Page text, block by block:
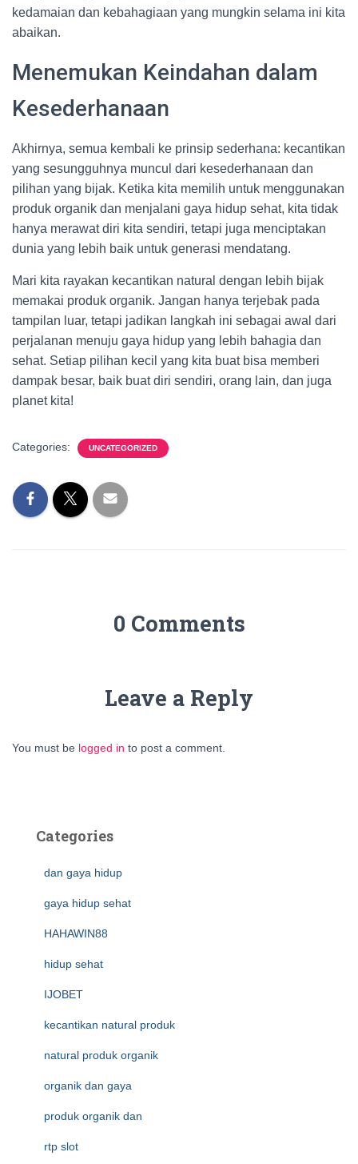
kedamaian dan kebahagiaan yang mungkin selama ini kita
abaikan.
Menemukan Keindahan dalam
Kesederhanaan
Akhirnya, semua kembali ke prinsip sederhana: kecantikan
yang sesungguhnya muncul dari kesederhanaan dan
pilihan yang bijak. Ketika kita memilih untuk menggunakan
produk organik dan menjalani gaya hidup sehat, kita tidak
hanya merawat diri kita sendiri, tetapi juga menciptakan
dunia yang lebih baik untuk generasi mendatang.
Mari kita rayakan kecantikan natural dengan lebih bijak
memakai produk organik. Jangan hanya terjebak pada
tampilan luar, tetapi jadikan langkah ini sebagai awal dari
perjalanan menuju gaya hidup yang lebih bahagia dan
sehat. Setiap pilihan kecil yang kita buat bisa memberi
dampak besar, baik buat diri sendiri, orang lain, dan juga
planet kita!
Categories: UNCATEGORIZED
0 Comments
Leave a Reply
You must be logged in to post a comment.
Categories
dan gaya hidup
gaya hidup sehat
HAHAWIN88
hidup sehat
IJOBET
kecantikan natural produk
natural produk organik
organik dan gaya
produk organik dan
rtp slot